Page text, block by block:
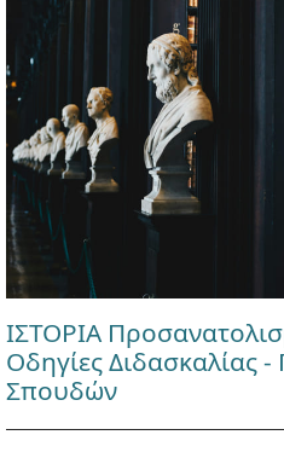
ΙΣΤΟΡΙΑ
Οδηγίες Διδασκαλίας
Σπουδών